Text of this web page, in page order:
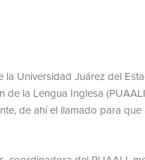
la Universidad Juárez del
de la Lengua Inglesa
de ahí el llamado para